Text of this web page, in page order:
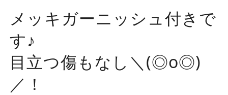
メッキガーニッシュ付きで
す♪
目立つ傷もなし＼(◎o◎)
／！